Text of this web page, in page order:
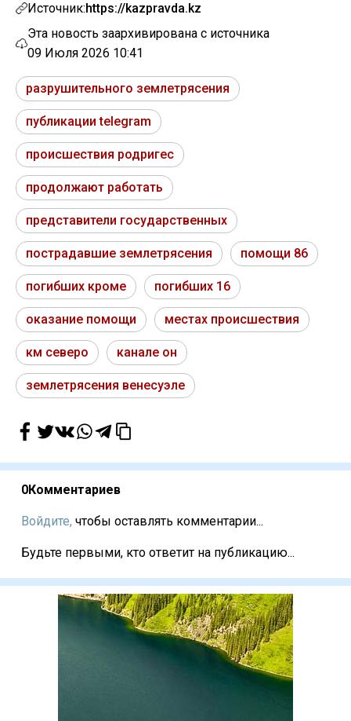
Источник:https://kazpravda.kz
Эта новость заархивирована с источника
09 Июля 2026 10:41
разрушительного землетрясения
публикации telegram
происшествия родригес
продолжают работать
представители государственных
пострадавшие землетрясения помощи 86
погибших кроме погибших 16
оказание помощи местах происшествия
км северо канале он
землетрясения венесуэле
0Комментариев
Войдите, чтобы оставлять комментарии...
Будьте первыми, кто ответит на публикацию...